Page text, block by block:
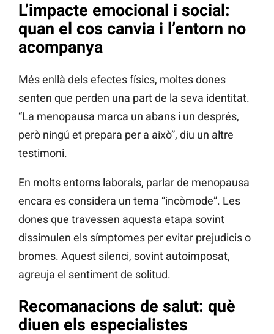
L’impacte emocional i social:
quan el cos canvia i l’entorn no
acompanya
Més enllà dels efectes físics, moltes dones
senten que perden una part de la seva identitat.
“La menopausa marca un abans i un després,
però ningú et prepara per a això”, diu un altre
testimoni.
En molts entorns laborals, parlar de menopausa
encara es considera un tema “incòmode”. Les
dones que travessen aquesta etapa sovint
dissimulen els símptomes per evitar prejudicis o
bromes. Aquest silenci, sovint autoimposat,
agreuja el sentiment de solitud.
Recomanacions de salut: què
diuen els especialistes